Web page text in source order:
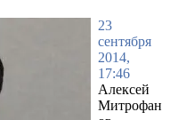
23
сентября
2014,
17:46
Алексей
Митрофан